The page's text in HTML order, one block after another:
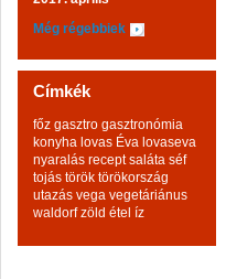
Még régebbiek
Címkék
főz gasztro gasztronómia
konyha lovas Éva lovaseva
nyaralás recept saláta séf
tojás török törökország
utazás vega vegetáriánus
waldorf zöld étel íz